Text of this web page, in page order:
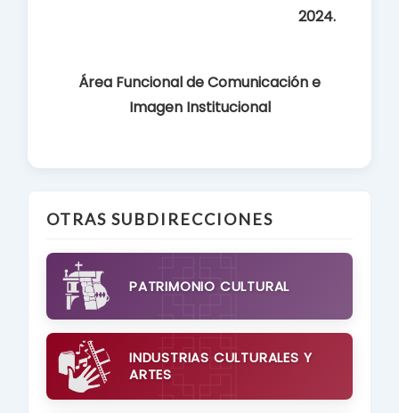
2024.
Área Funcional de Comunicación e
Imagen Institucional
OTRAS SUBDIRECCIONES
PATRIMONIO CULTURAL
INDUSTRIAS CULTURALES Y
ARTES